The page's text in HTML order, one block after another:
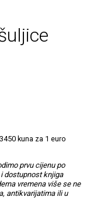
kuna za 1 euro
prvu cijenu po
dostupnost knjiga
vremena više se ne
antikvarijatima ili u